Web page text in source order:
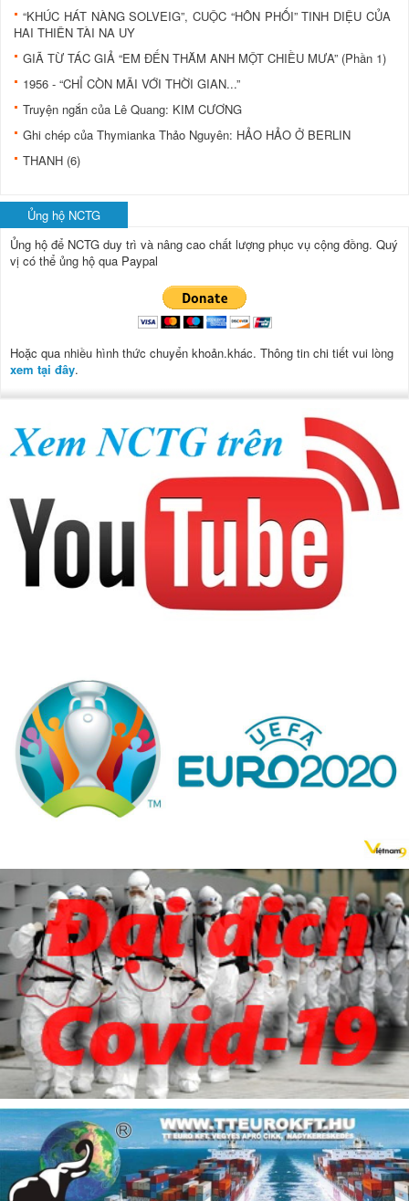
“KHÚC HÁT NÀNG SOLVEIG”, CUỘC “HÔN PHỐI” TINH DIỆU CỦA
HAI THIÊN TÀI NA UY
GIÃ TỪ TÁC GIẢ “EM ĐẾN THĂM ANH MỘT CHIỀU MƯA” (Phần 1)
1956 - “CHỈ CÒN MÃI VỚI THỜI GIAN...”
Truyện ngắn của Lê Quang: KIM CƯƠNG
Ghi chép của Thymianka Thảo Nguyên: HẢO HẢO Ở BERLIN
THANH (6)
Ủng hộ NCTG
Ủng hộ để NCTG duy trì và nâng cao chất lượng phục vụ cộng đồng. Quý
vị có thể ủng hộ qua Paypal
Hoặc qua nhiều hình thức chuyển khoản.khác. Thông tin chi tiết vui lòng
xem tại đây.